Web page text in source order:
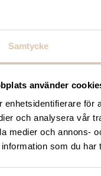
Samtycke
använder
enhetsidentifierare för
och analysera vår
medier och annons-
information som du
Luigi Bormioli Elixir
2, glas, Ø 5.2 x 14,7
10 cl
183,20kr Det
146,56kr
(Exkl. moms)